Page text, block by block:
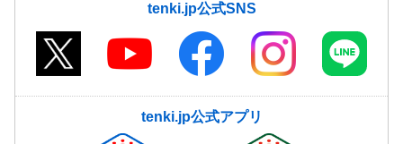
tenki.jp公式SNS
tenki.jp公式アプリ